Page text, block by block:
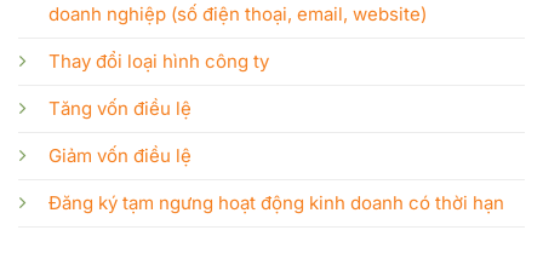
doanh nghiệp (số điện thoại, email, website)
Thay đổi loại hình công ty
Tăng vốn điều lệ
Giảm vốn điều lệ
Đăng ký tạm ngưng hoạt động kinh doanh có thời hạn